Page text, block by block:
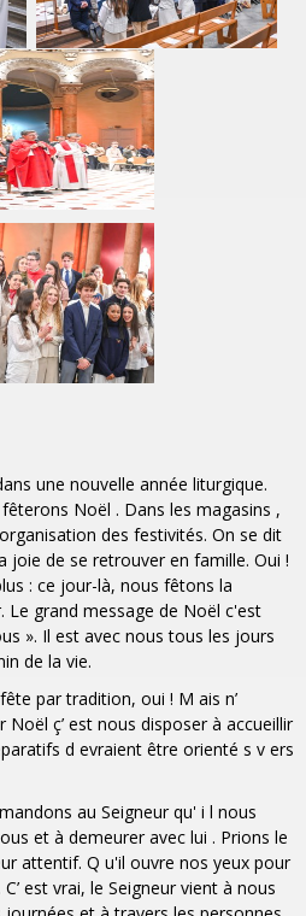
une nouvelle année liturgique.
Noël . Dans les magasins ,
des festivités. On se dit
joie de se retrouver en famille. Oui !
: ce jour-là, nous fêtons la
Le grand message de Noël c'est
». Il est avec nous tous les jours
de la vie.
par tradition, oui ! M ais n’
ç’ est nous disposer à accueillir
d evraient être orienté s v ers
au Seigneur qu' i l nous
et à demeurer avec lui . Prions le
attentif. Q u'il ouvre nos yeux pour
est vrai, le Seigneur vient à nous